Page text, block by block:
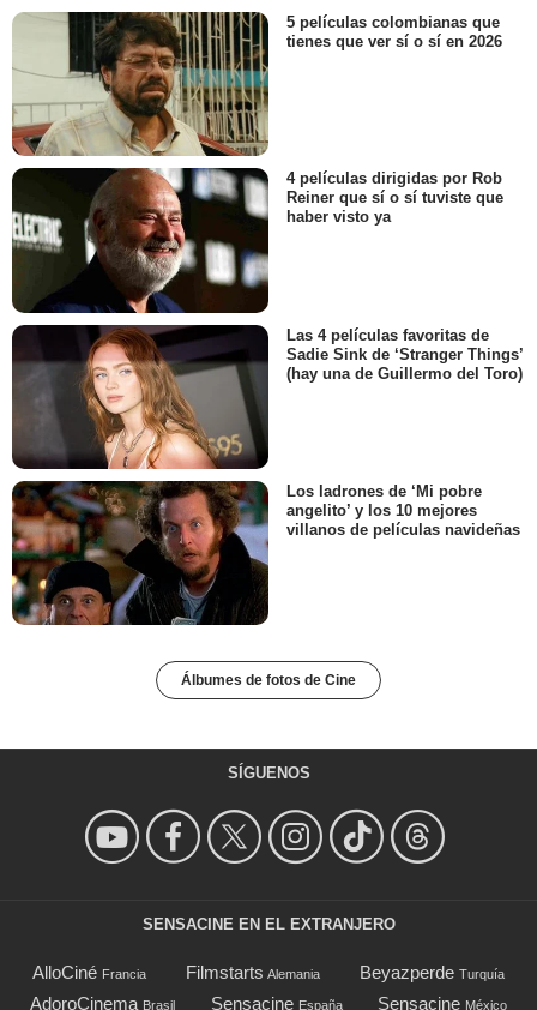
5 películas colombianas que
tienes que ver sí o sí en 2026
4 películas dirigidas por Rob
Reiner que sí o sí tuviste que
haber visto ya
Las 4 películas favoritas de
Sadie Sink de ‘Stranger Things’
(hay una de Guillermo del Toro)
Los ladrones de ‘Mi pobre
angelito’ y los 10 mejores
villanos de películas navideñas
Álbumes de fotos de Cine
SÍGUENOS
SENSACINE EN EL EXTRANJERO
AlloCiné Francia Filmstarts Alemania Beyazperde Turquía
AdoroCinema Brasil Sensacine España Sensacine México